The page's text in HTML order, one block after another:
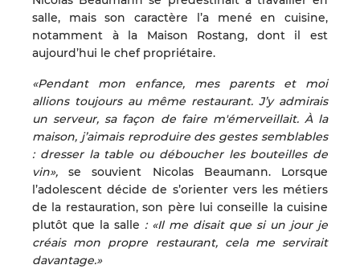
salle, mais son caractère l’a mené en cuisine,
notamment à la Maison Rostang, dont il est
aujourd’hui le chef propriétaire.
«Pendant mon enfance, mes parents et moi
allions toujours au même restaurant. J’y admirais
un serveur, sa façon de faire m'émerveillait. À la
maison, j’aimais reproduire des gestes semblables
: dresser la table ou déboucher les bouteilles de
vin»,se souvient Nicolas Beaumann. Lorsque
l’adolescent décide de s’orienter vers les métiers
de la restauration, son père lui conseille la cuisine
plutôt que la salle : «Il me disait que si un jour je
créais mon propre restaurant, cela me servirait
davantage.»